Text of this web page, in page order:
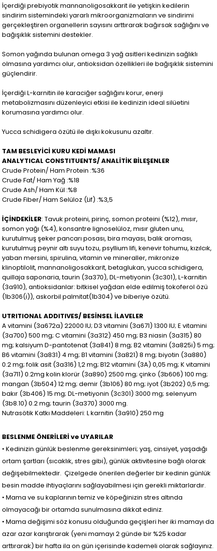
İçerdiği prebiyotik mannanoligosakkarit ile yetişkin kedilerin
sindirim sistemindeki yararlı mikroorganizmaların ve sindirimi
gerçekleştiren organellerin sayısını arttırarak bağırsak sağlığını ve
bağışıklık sistemini destekler.
Somon yağında bulunan omega 3 yağ asitleri kedinizin sağlıklı
olmasına yardımcı olur, antioksidan özellikleri ile bağışıklık sistemini
güçlendirir.
İçerdiği L-karnitin ile karaciğer sağlığını korur, enerji
metabolizmasını düzenleyici etkisi ile kedinizin ideal silüetini
korumasına yardımcı olur.
Yucca schidigera özütü ile dışkı kokusunu azaltır.
TAM BESLEYİCİ KURU KEDİ MAMASI
ANALYTICAL CONSTITUENTS/ ANALİTİK BİLEŞENLER
Crude Protein/ Ham Protein :%36
Crude Fat/ Ham Yağ :%18
Crude Ash/ Ham Kül :%8
Crude Fiber/ Ham Selüloz (Lif) :%3,5
İÇİNDEKİLER: Tavuk proteini, pirinç, somon proteini (%12), mısır,
somon yağı (%4), konsantre lignoselüloz, mısır gluten unu,
kurutulmuş şeker pancarı posası, bira mayası, balık aroması,
kurutulmuş peynir altı suyu tozu, psyllium lifi, kenevir tohumu, kızılcık,
yaban mersini, spirulina, vitamin ve mineraller, mikronize
klinoptilolit, mannanoligosakkarit, betaglukan, yucca schidigera,
quillaja saponaria, taurin (3a370), DL-metiyonin (3c301), L-karnitin
(3a910), antioksidanlar: bitkisel yağdan elde edilmiş tokoferol özü
(1b306(i)), askorbil palmitat(1b304) ve biberiye özütü.
UTRITIONAL ADDITIVES/ BESİNSEL İLAVELER
A vitamini (3a672a) 22000 IU; D3 vitamini (3a671) 1300 IU; E vitamini
(3a700) 500 mg; C vitamini (3a312) 450 mg; B3 niasin (3a315) 80
mg; kalsiyum D-pantotenat (3a841) 8 mg; B2 vitamini (3a825i) 5 mg;
B6 vitamini (3a831) 4 mg; B1 vitamini (3a821) 8 mg; biyotin (3a880)
0.2 mg; folik asit (3a316) 1,2 mg; B12 vitamini (3A) 0,05 mg; K vitamini
(3a711) 0.2mg kolin klorür (3a890) 2500 mg; çinko (3b606) 100 mg;
mangan (3b504) 12 mg; demir (3b106) 80 mg; iyot (3b202) 0,5 mg;
bakır (3b406) 15 mg; DL-metiyonin (3c301) 3000 mg; selenyum
(3b8.10) 0.2 mg; taurin (3a370) 3000 mg.
Nutrasötik Katkı Maddeleri: L karnitin (3a910) 250 mg
BESLENME ÖNERİLERİ ve UYARILAR
• Kedinizin günlük beslenme gereksinimleri; yaş, cinsiyet, yaşadığı
ortam şartları (sıcaklık, stres gibi), günlük aktivitesine bağlı olarak
değişebilmektedir. Çizelgede önerilen değerler bir kedinin günlük
besin madde ihtiyaçlarını sağlayabilmesi için gerekli miktarlardır.
• Mama ve su kaplarının temiz ve köpeğinizin stres altında
olmayacağı bir ortamda sunulmasına dikkat ediniz.
• Mama değişimi söz konusu olduğunda geçişleri her iki mamayı da
azar azar karıştırarak (yeni mamayı 2 günde bir %25 kadar
arttırarak) bir hafta ila on gün içerisinde kademeli olarak sağlayınız.